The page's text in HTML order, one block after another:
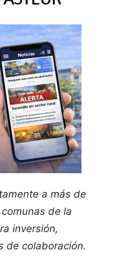
a más de
de la
inversión,
de colaboración.